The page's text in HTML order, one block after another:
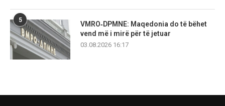
5
VMRO‑DPMNE: Maqedonia do të bëhet
vend më i mirë për të jetuar
03.08.2026 16:17